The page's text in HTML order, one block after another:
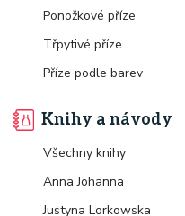
Ponožkové příze
Třpytivé příze
Příze podle barev
Knihy a návody
Všechny knihy
Anna Johanna
Justyna Lorkowska